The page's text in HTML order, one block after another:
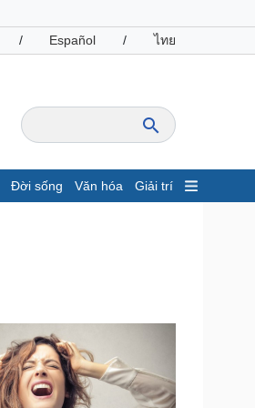
/ Español / ไทย
Đời sống Văn hóa Giải trí
Giá cà phê
Công nghệ
Sành điệu